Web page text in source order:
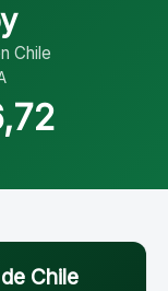
Chile
Chile